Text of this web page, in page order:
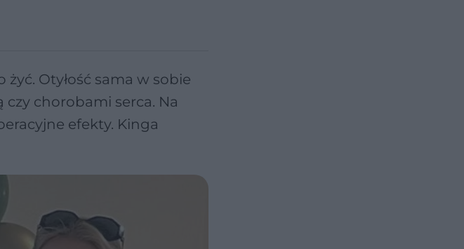
Otyłość sama w sobie
chorobami serca. Na
efekty. Kinga